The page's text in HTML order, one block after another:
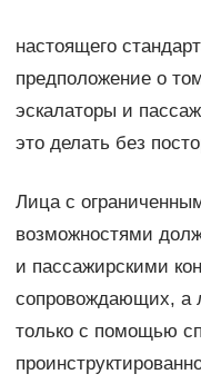
настоящего
предположение о
эскалаторы и
это делать без
Лица с
возможностями
и пассажирскими
сопровождающих, а
только с помощью